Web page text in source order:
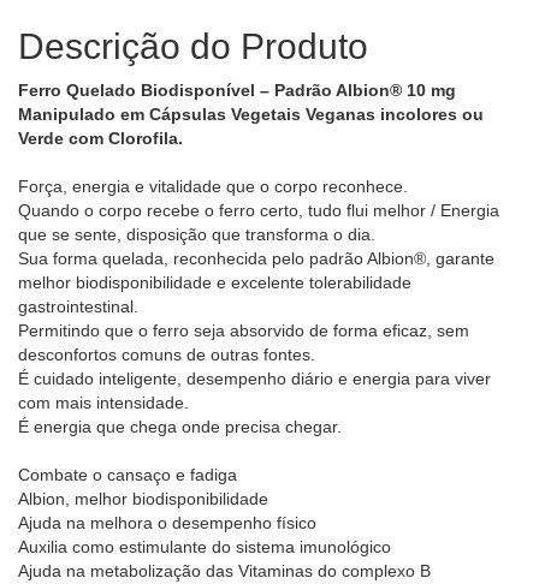
Descrição do Produto
Ferro Quelado Biodisponível – Padrão Albion® 10 mg
Manipulado em Cápsulas Vegetais Veganas incolores ou
Verde com Clorofila.
Força, energia e vitalidade que o corpo reconhece.
Quando o corpo recebe o ferro certo, tudo flui melhor / Energia
que se sente, disposição que transforma o dia.
Sua forma quelada, reconhecida pelo padrão Albion®, garante
melhor biodisponibilidade e excelente tolerabilidade
gastrointestinal.
Permitindo que o ferro seja absorvido de forma eficaz, sem
desconfortos comuns de outras fontes.
É cuidado inteligente, desempenho diário e energia para viver
com mais intensidade.
É energia que chega onde precisa chegar.
Combate o cansaço e fadiga
Albion, melhor biodisponibilidade
Ajuda na melhora o desempenho físico
Auxilia como estimulante do sistema imunológico
Ajuda na metabolização das Vitaminas do complexo B